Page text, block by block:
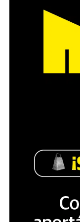
mamá de
“Estamos como el
asesinada en
asesinado a su
impunidad sigue